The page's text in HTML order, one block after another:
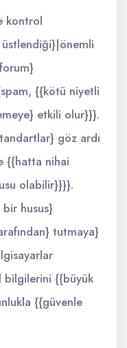
kontrol
üstlendiği}|önemli
{{kötü niyetli
etkili olur}}}.
göz ardı
{{hatta nihai
olabilir}}}}.
husus}
tutmaya}
bilgilerini {{büyük
{{güvenle